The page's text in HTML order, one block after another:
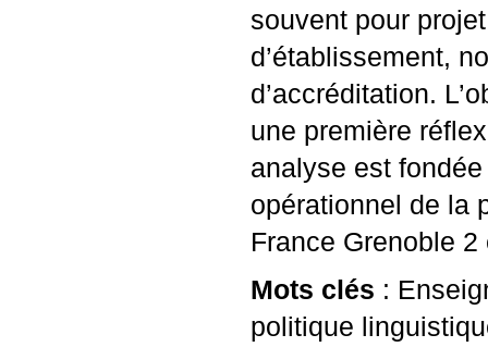
souvent pour
d’établissement,
d’accréditation.
une première
analyse est
opérationnel de la
France Grenoble
Mots clés :
politique